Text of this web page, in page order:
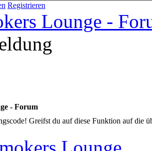
Registrieren
Lounge -
- Forum
Greifst du auf diese Funktion auf die